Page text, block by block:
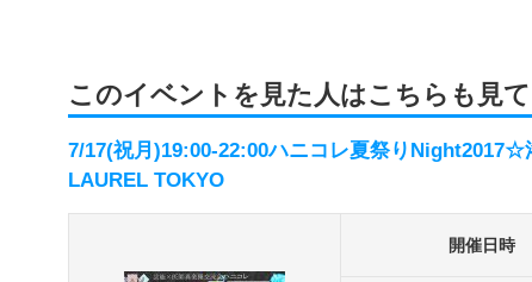
このイベントを見た人はこちらも見
7/17(祝月)19:00-22:00ハニコレ夏祭り
LAUREL TOKYO
開催日時